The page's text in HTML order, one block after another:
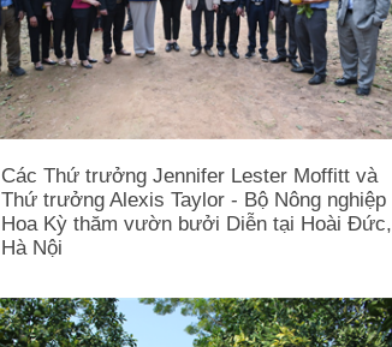
Các Thứ trưởng Jennifer Lester Moffitt và
Thứ trưởng Alexis Taylor - Bộ Nông nghiệp
Hoa Kỳ thăm vườn bưởi Diễn tại Hoài Đức,
Hà Nội